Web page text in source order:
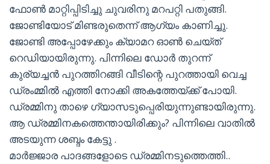
ഫോൺ മാറ്റിപ്പിടിച്ചു ചുവരിനു മറപറ്റി പതുങ്ങി.
ജോണ്ടിയോട് മിണ്ടരുതെന്ന് ആഗ്യം കാണിച്ചു.
ജോണ്ടി അപ്പോഴേക്കും ക്യാമറ ഓൺ ചെയ്ത്
റെഡിയായിരുന്നു. പിന്നിലെ ഡോർ തുറന്ന്
കുര്യച്ചൻ പുറത്തിറങ്ങി വീടിന്റെ പുറത്തായി വെച്ച
ഡ്രംമ്മിൽ എത്തി നോക്കി അകത്തേയ്ക്ക് പോയി.
ഡ്രമ്മിനു താഴെ ഗ്യാസടുപ്പെരിയുന്നുണ്ടായിരുന്നു.
ആ ഡ്രമ്മിനകത്തെന്തായിരിക്കും? പിന്നിലെ വാതിൽ
അടയുന്ന ശബ്ദം കേട്ടു .
മാർജ്ജാര പാദങ്ങളോടെ ഡ്രമ്മിനടുത്തെത്തി..